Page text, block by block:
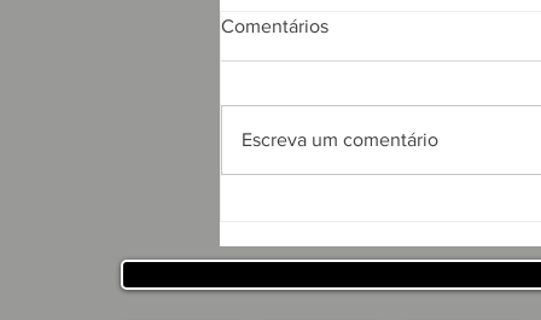
SECRETARIA DE
DESENVOLVIMENTO
Comentários
Escreva um comentário